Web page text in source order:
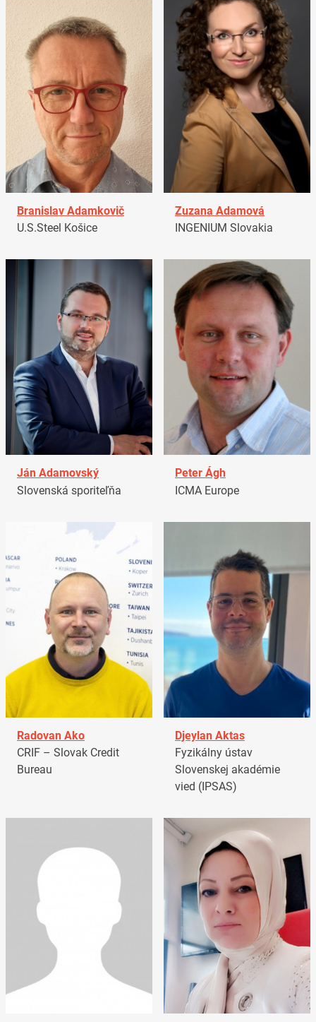
Branislav Adamkovič
U.S.Steel Košice
Zuzana Adamová
INGENIUM Slovakia
Ján Adamovský
Slovenská sporiteľňa
Peter Ágh
ICMA Europe
Radovan Ako
CRIF – Slovak Credit
Bureau
Djeylan Aktas
Fyzikálny ústav
Slovenskej akadémie
vied (IPSAS)